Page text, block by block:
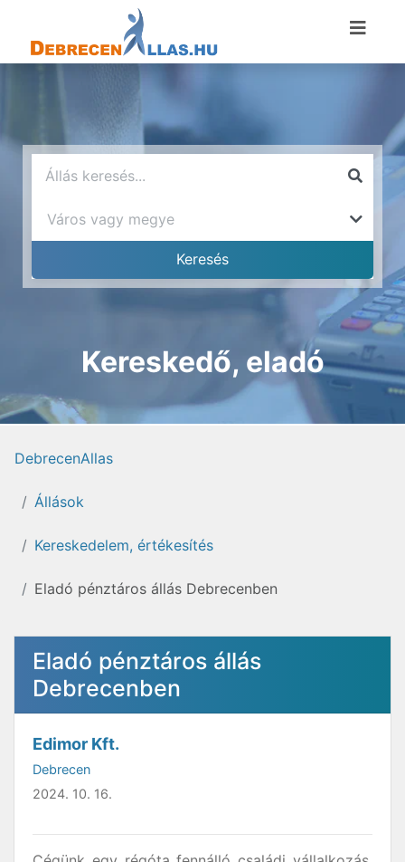
Kereskedő, eladó
DebrecenAllas
Állások
Kereskedelem, értékesítés
Eladó pénztáros állás Debrecenben
Eladó pénztáros állás
Debrecenben
Edimor Kft.
Debrecen
2024. 10. 16.